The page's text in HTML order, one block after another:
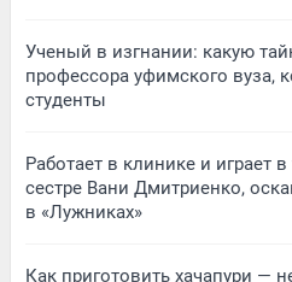
Ученый в изгнании: какую
профессора уфимского вуза,
студенты
Работает в клинике и играет
сестре Вани Дмитриенко,
в «Лужниках»
Как приготовить хачапури —